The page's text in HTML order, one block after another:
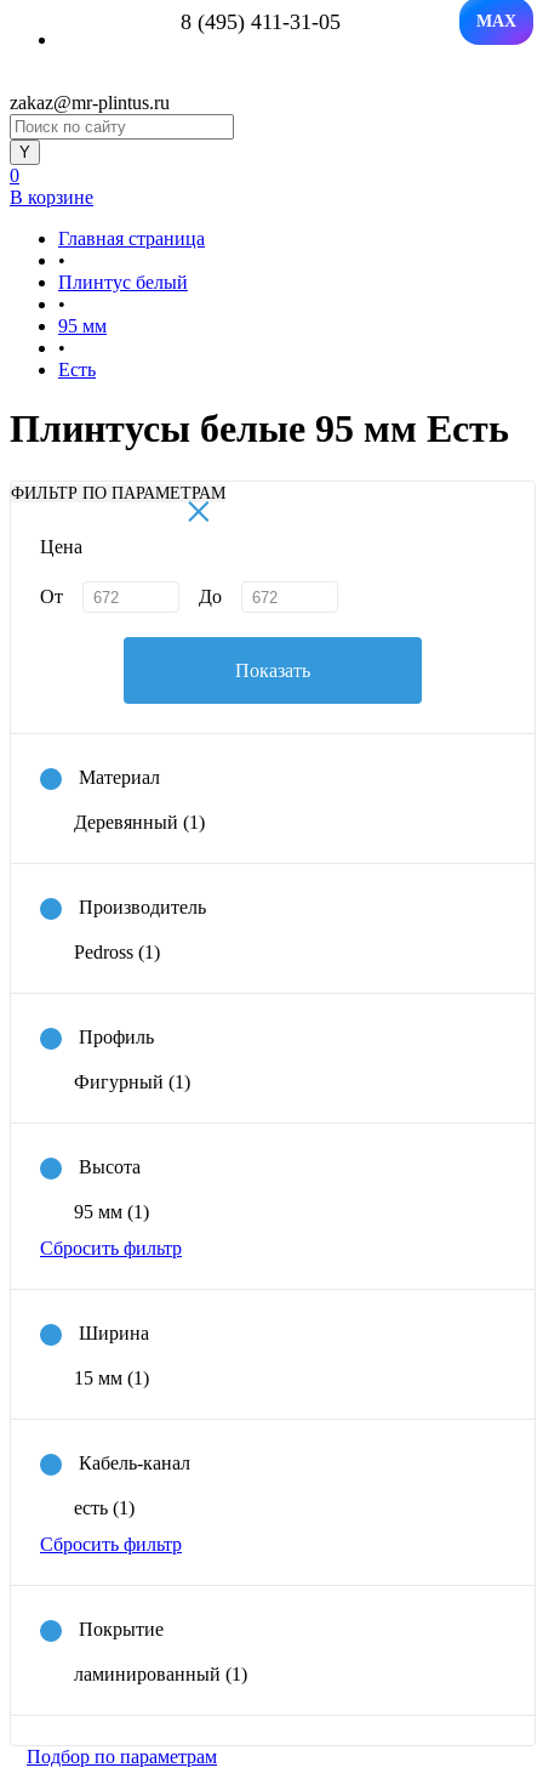
8 (495) 411-31-05 MAX
zakaz@mr-plintus.ru
0
В корзине
Главная страница
•
Плинтус белый
•
95 мм
•
Есть
Плинтусы белые 95 мм Есть
ФИЛЬТР ПО ПАРАМЕТРАМ
×
Цена
От До
Показать
Материал
Деревянный (1)
Производитель
Pedross (1)
Профиль
Фигурный (1)
Высота
95 мм (1)
Сбросить фильтр
Ширина
15 мм (1)
Кабель-канал
есть (1)
Сбросить фильтр
Покрытие
ламинированный (1)
Подбор по параметрам